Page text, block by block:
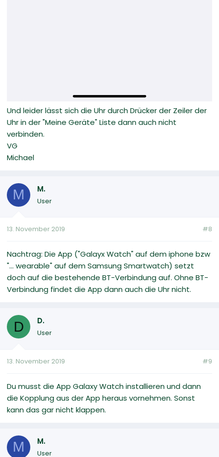
Und leider lässt sich die Uhr durch Drücker der Zeiler der
Uhr in der "Meine Geräte" Liste dann auch nicht
verbinden.
VG
Michael
M M.
User
13. November 2019 #8
Nachtrag: Die App ("Galayx Watch" auf dem iphone bzw
"... wearable" auf dem Samsung Smartwatch) setzt
doch auf die bestehende BT-Verbindung auf. Ohne BT-
Verbindung findet die App dann auch die Uhr nicht.
D D.
User
13. November 2019 #9
Du musst die App Galaxy Watch installieren und dann
die Kopplung aus der App heraus vornehmen. Sonst
kann das gar nicht klappen.
M M.
User